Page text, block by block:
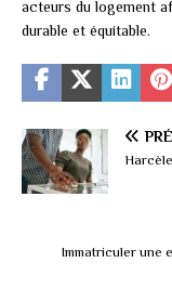
acteurs du logement
durable et équitable.
Immatriculer une